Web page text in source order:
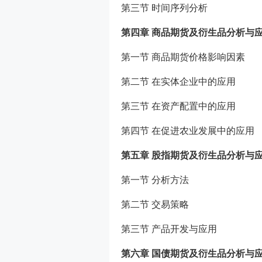
第三节 时间序列分析
第四章 商品期货及衍生品分析与
第一节 商品期货价格影响因素
第二节 在实体企业中的应用
第三节 在资产配置中的应用
第四节 在促进农业发展中的应用
第五章 股指期货及衍生品分析与
第一节 分析方法
第二节 交易策略
第三节 产品开发与应用
第六章 国债期货及衍生品分析与